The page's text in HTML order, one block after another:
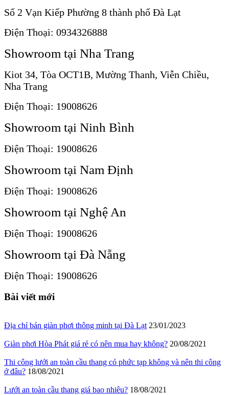
Số 2 Vạn Kiếp Phường 8 thành phố Đà Lạt
Điện Thoại: 0934326888
Showroom tại Nha Trang
Kiot 34, Tòa OCT1B, Mường Thanh, Viễn Chiều,
Nha Trang
Điện Thoại: 19008626
Showroom tại Ninh Bình
Điện Thoại: 19008626
Showroom tại Nam Định
Điện Thoại: 19008626
Showroom tại Nghệ An
Điện Thoại: 19008626
Showroom tại Đà Nẵng
Điện Thoại: 19008626
Bài viết mới
Địa chỉ bán giàn phơi thông minh tại Đà Lạt 23/01/2023
Giàn phơi Hòa Phát giá rẻ có nên mua hay không? 20/08/2021
Thi công lưới an toàn cầu thang có phức tạp không và nên thi công
ở đâu? 18/08/2021
Lưới an toàn cầu thang giá bao nhiêu? 18/08/2021